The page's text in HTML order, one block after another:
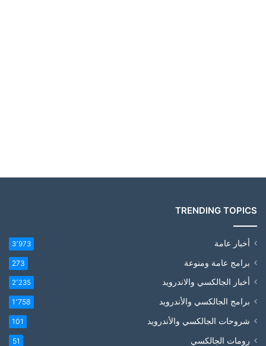
TRENDING TOPICS
أخبار عامة 3٬973
برامج عامة ومنوعة 273
أخبار الجالكسي والاندرويد 2٬235
برامج الجالكسي والأندرويد 1٬758
شروحات الجالكسي والأندرويد 101
رومات الجالكسي 51